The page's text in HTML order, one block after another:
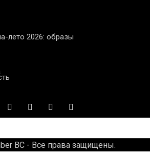
лето 2026: образы
BC - Все права защищены.